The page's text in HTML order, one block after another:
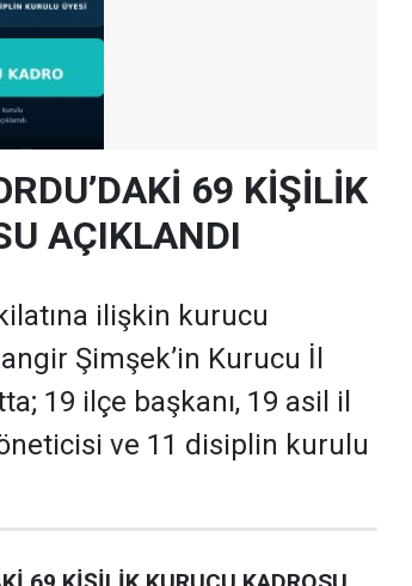
69 KİŞİLİK
AÇIKLANDI
ilişkin kurucu
Şimşek’in Kurucu İl
19 ilçe başkanı, 19 asil il
ve 11 disiplin kurulu